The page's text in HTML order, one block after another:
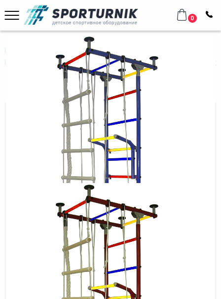
0
Главная Домашнее оборудование
Металлические
Детский спортивный комплекс Крепыш плюс Г ПВХ
Детский спортивный комплекс
Крепыш плюс Г ПВХ